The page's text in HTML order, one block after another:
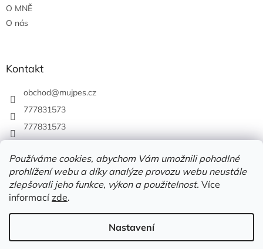
Používáme cookies, abychom Vám umožnili pohodlné
prohlížení webu a díky analýze provozu webu neustále
zlepšovali jeho funkce, výkon a použitelnost. Více
informacízde.
Nastavení
O MNĚ
O nás
Kontakt
obchod@mujpes.cz
777831573
777831573
Vytvořil Shoptet